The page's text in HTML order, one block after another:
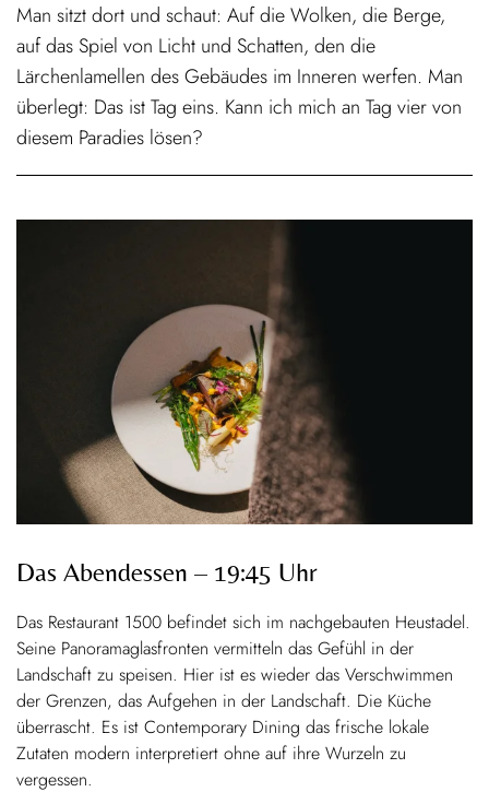
Man sitzt dort und schaut: Auf die Wolken, die Berge,
auf das Spiel von Licht und Schatten, den die
Lärchenlamellen des Gebäudes im Inneren werfen. Man
überlegt: Das ist Tag eins. Kann ich mich an Tag vier von
diesem Paradies lösen?
Das Abendessen – 19:45 Uhr
Das Restaurant 1500 befindet sich im nachgebauten Heustadel.
Seine Panoramaglasfronten vermitteln das Gefühl in der
Landschaft zu speisen. Hier ist es wieder das Verschwimmen
der Grenzen, das Aufgehen in der Landschaft. Die Küche
überrascht. Es ist Contemporary Dining das frische lokale
Zutaten modern interpretiert ohne auf ihre Wurzeln zu
vergessen.